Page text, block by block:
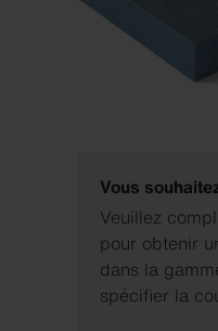
Vous
Veuillez
pour obtenir
dans la
spécifier la